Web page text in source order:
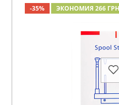
-35% ЭКОНОМИЯ 266 ГРН